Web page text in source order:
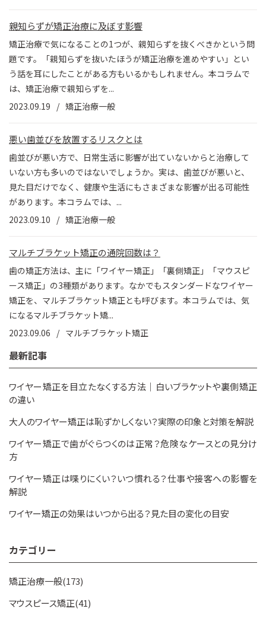
親知らずが矯正治療に及ぼす影響
矯正治療で気になることの1つが、親知らずを抜くべきかという問
題です。「親知らずを抜いたほうが矯正治療を進めやすい」とい
う話を耳にしたことがある方もいるかもしれません。本コラムで
は、矯正治療で親知らずを...
2023.09.19
矯正治療一般
悪い歯並びを放置するリスクとは
歯並びが悪い方で、日常生活に影響が出ていないからと治療して
いない方も多いのではないでしょうか。実は、歯並びが悪いと、
見た目だけでなく、健康や生活にもさまざまな影響が出る可能性
があります。本コラムでは、...
2023.09.10
矯正治療一般
マルチブラケット矯正の通院回数は？
歯の矯正方法は、主に「ワイヤー矯正」「裏側矯正」「マウスピ
ース矯正」の3種類があります。なかでもスタンダードなワイヤー
矯正を、マルチブラケット矯正とも呼びます。本コラムでは、気
になるマルチブラケット矯...
2023.09.06
マルチブラケット矯正
最新記事
ワイヤー矯正を目立たなくする方法｜白いブラケットや裏側矯正
の違い
大人のワイヤー矯正は恥ずかしくない？実際の印象と対策を解説
ワイヤー矯正で歯がぐらつくのは正常？危険なケースとの見分け
方
ワイヤー矯正は喋りにくい？いつ慣れる？仕事や接客への影響を
解説
ワイヤー矯正の効果はいつから出る？見た目の変化の目安
カテゴリー
矯正治療一般(173)
マウスピース矯正(41)